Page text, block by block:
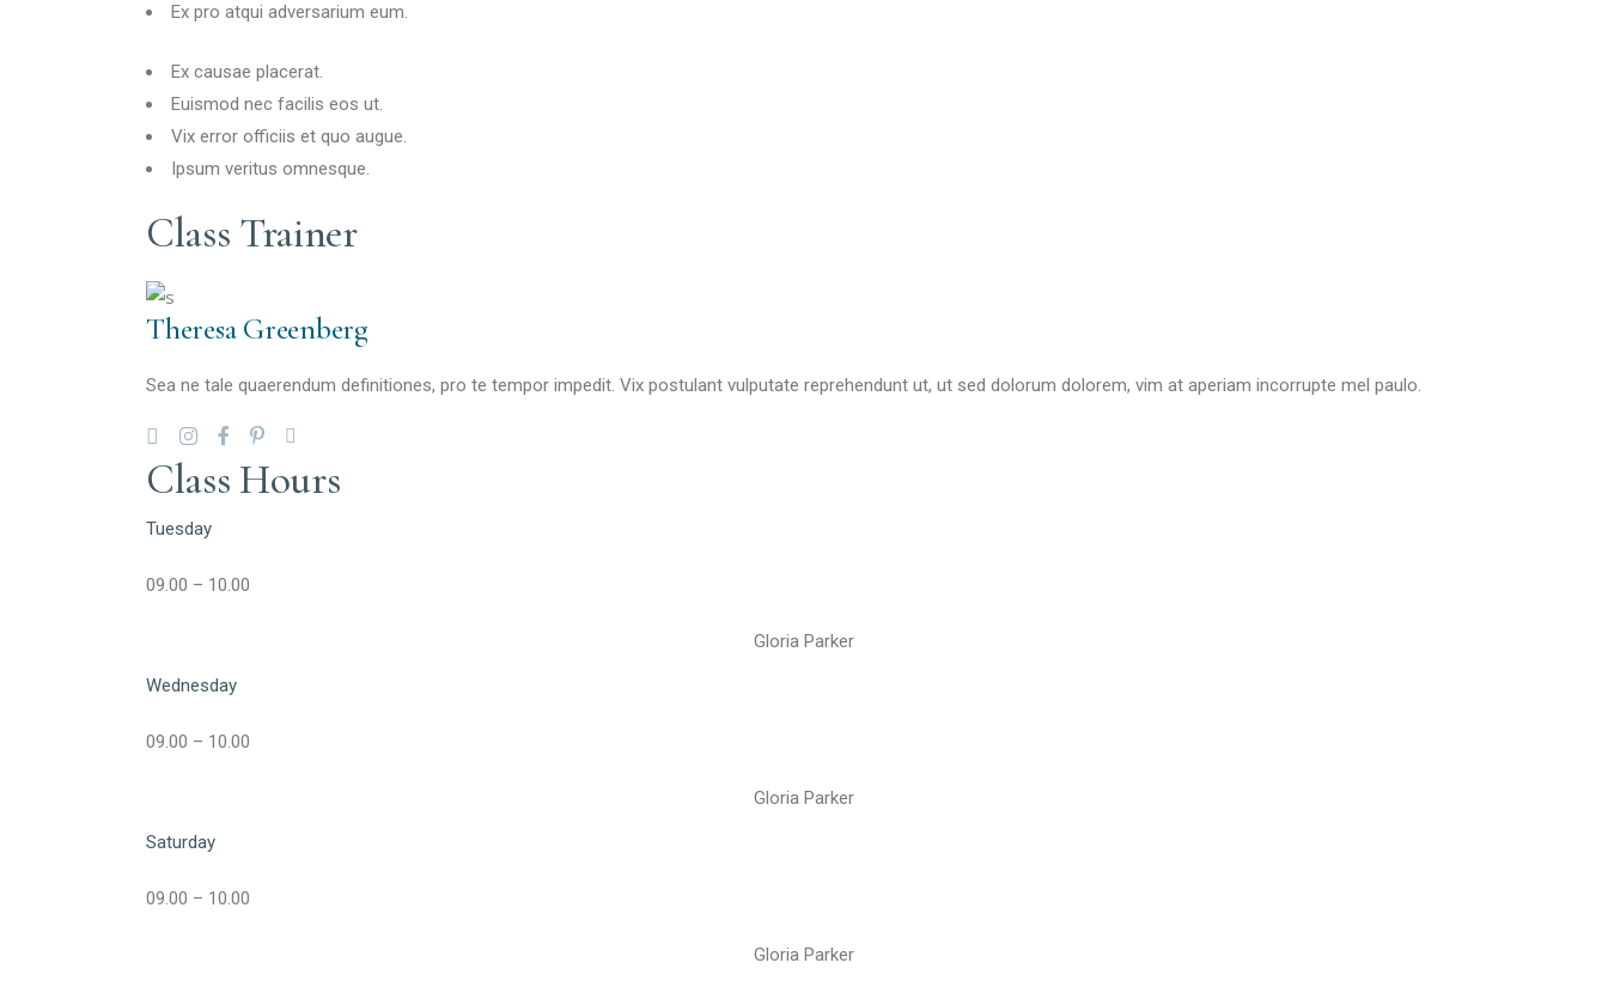
Ex pro atqui adversarium eum.
Ex causae placerat.
Euismod nec facilis eos ut.
Vix error officiis et quo augue.
Ipsum veritus omnesque.
Class Trainer
Theresa Greenberg
Sea ne tale quaerendum definitiones, pro te tempor impedit. Vix postulant vulputate reprehendunt ut, ut sed dolorum dolorem, vim at aperiam incorrupte mel paulo.
Class Hours
Tuesday
09.00 – 10.00
Gloria Parker
Wednesday
09.00 – 10.00
Gloria Parker
Saturday
09.00 – 10.00
Gloria Parker